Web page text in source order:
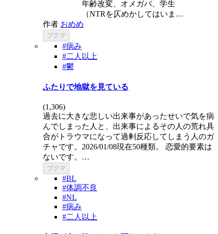
年齢改変、オメガバ、学生
（NTRを仄めかしてはいま…
作者 おめめ
ブクマ
#病み
#二人以上
#鬱
ふたりで地獄を見ている
(1,306)
過去に大きな悲しい出来事があったせいで気を病
んでしまった人と、出来事によるその人の荒れ具
合がトラウマになって過剰反応してしまう人のガ
チャです。2026/01/08現在50種類。 恋愛的要素は
ないです。…
ブクマ
#BL
#体調不良
#NL
#病み
#二人以上